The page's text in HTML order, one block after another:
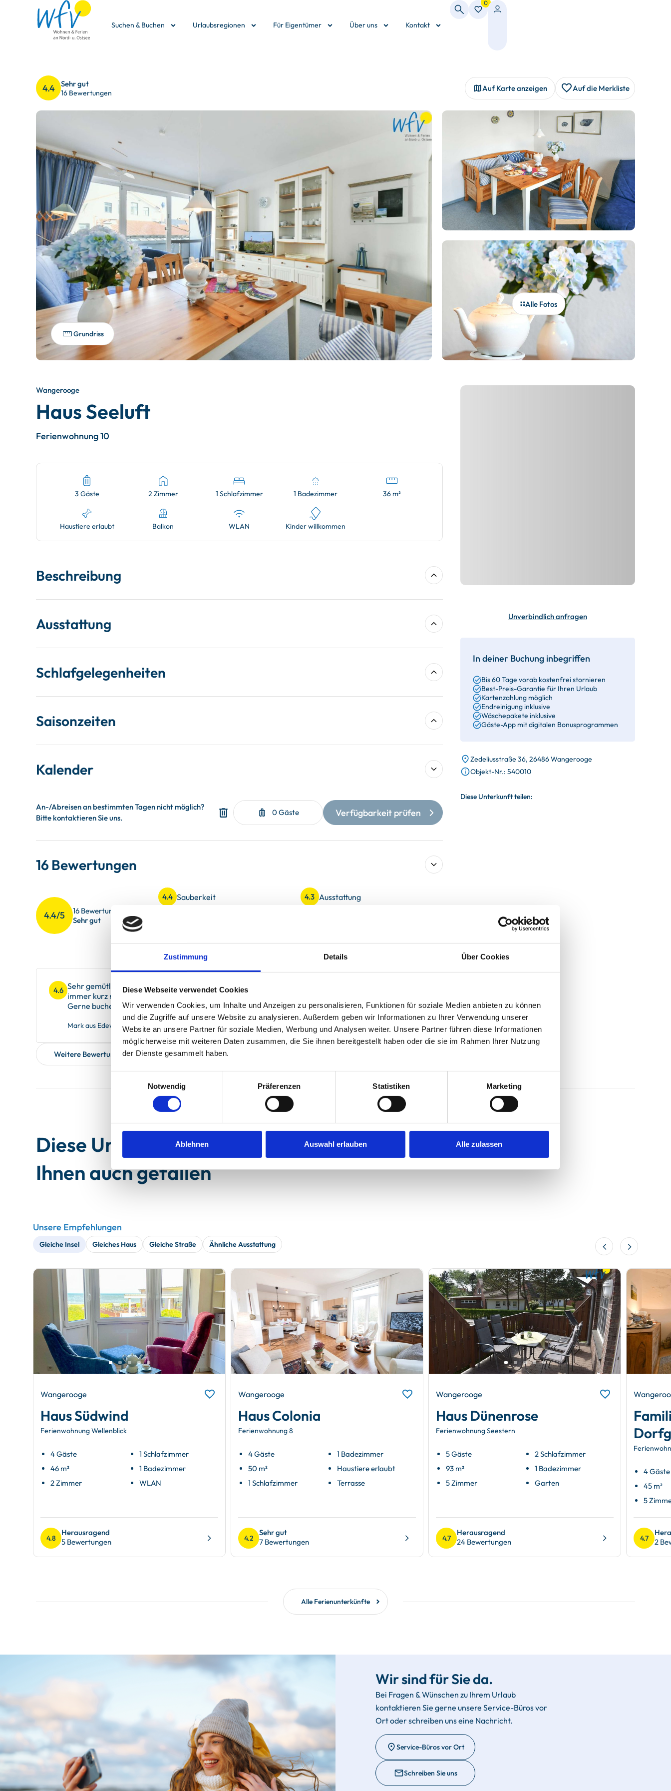
Zustimmung Details Über Cookies
Diese Webseite verwendet Cookies
Wir verwenden Cookies, um Inhalte und Anzeigen zu personalisieren, Funktionen für soziale Medien anbieten zu können
und die Zugriffe auf unsere Website zu analysieren. Außerdem geben wir Informationen zu Ihrer Verwendung unserer
Website an unsere Partner für soziale Medien, Werbung und Analysen weiter. Unsere Partner führen diese Informationen
möglicherweise mit weiteren Daten zusammen, die Sie ihnen bereitgestellt haben oder die sie im Rahmen Ihrer Nutzung
der Dienste gesammelt haben.
Notwendig
Präferenzen Statistiken Marketing
Ablehnen Auswahl erlauben Alle zulassen
Suchen & Buchen Urlaubsregionen Für Eigentümer Über uns Kontakt
0
4.4 Sehr gut
16 Bewertungen Auf Karte anzeigen Auf die Merkliste
Grundriss
Alle Fotos
Wangerooge
Haus Seeluft
Ferienwohnung 10
3 Gäste 2 Zimmer 1 Schlafzimmer 1 Badezimmer 36 m²
Haustiere erlaubt Balkon WLAN Kinder willkommen
Beschreibung
Ausstattung
Schlafgelegenheiten
Saisonzeiten
Kalender
16 Bewertungen
4.4/5
16 Bewertungen
Sehr gut
4.4 Sauberkeit 4.3 Ausstattung
4.6 Sehr gemütliche Wohnung in bester Lage! Sie hat alles was man braucht und man kann den Tag über
immer kurz rein und kurz ein Päuschen einlegen. Das Organisatorische lief schnell und unkompliziert.
Gerne buchen wir wieder über wfv
Mark aus Edewecht, verreist im Januar 2026
Weitere Bewertungen zeigen
Unverbindlich anfragen
In deiner Buchung inbegriffen
Bis 60 Tage vorab kostenfrei stornieren
Best-Preis-Garantie für Ihren Urlaub
Kartenzahlung möglich
Endreinigung inklusive
Wäschepakete inklusive
Gäste-App mit digitalen Bonusprogrammen
Zedeliusstraße 36, 26486 Wangerooge
Objekt-Nr.: 540010
Diese Unterkunft teilen:
Diese Unterkünfte werden
Ihnen auch gefallen
Unsere Empfehlungen
Gleiche Insel Gleiches Haus Gleiche Straße Ähnliche Ausstattung
Wangerooge
Haus Südwind
Ferienwohnung Wellenblick
4 Gäste
46 m²
2 Zimmer
1 Schlafzimmer
1 Badezimmer
WLAN
4.8
Herausragend
5 Bewertungen
Wangerooge
Haus Colonia
Ferienwohnung 8
4 Gäste
50 m²
1 Schlafzimmer
1 Badezimmer
Haustiere erlaubt
Terrasse
4.2
Sehr gut
7 Bewertungen
Wangerooge
Haus Dünenrose
Ferienwohnung Seestern
5 Gäste
93 m²
5 Zimmer
2 Schlafzimmer
1 Badezimmer
Garten
4.7
Herausragend
24 Bewertungen
4 Gäste
45 m²
5
4.7
2
Alle Ferienunterkünfte
Wir sind für Sie da.
Bei Fragen & Wünschen zu Ihrem Urlaub
kontaktieren Sie gerne unsere Service-Büros vor
Ort oder schreiben uns eine Nachricht.
Service-Büros vor Ort
Schreiben Sie uns